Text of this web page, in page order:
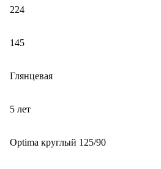
224
145
Глянцевая
5 лет
Optima круглый 125/90